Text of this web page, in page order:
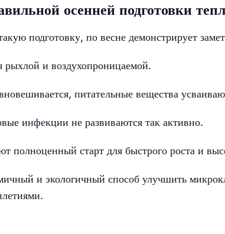
осенней подготовки
подготовку, по весне демонстрирует
рыхлой и воздухопроницаемой.
питательные вещества
инфекции не развиваются так активно.
полноценный старт для быстрого роста и
и экологичный способ улучшить